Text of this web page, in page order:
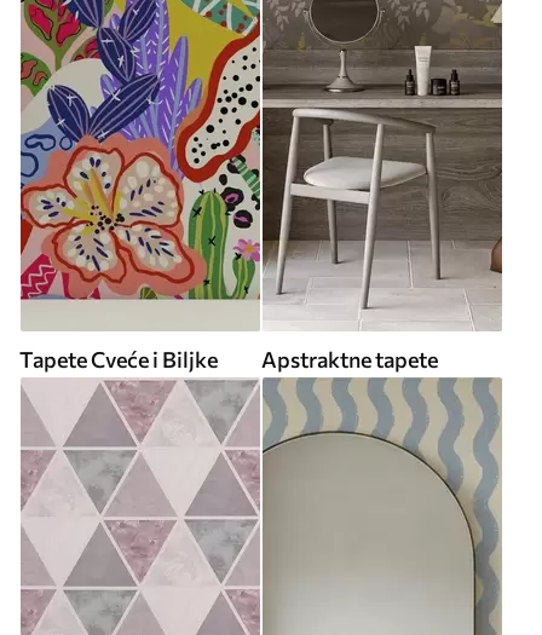
Tapete Cveće i Biljke Apstraktne tapete